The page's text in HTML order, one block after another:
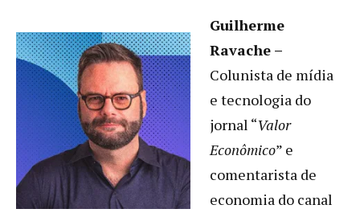
Guilherme
Ravache –
Colunista de mídia
e tecnologia do
jornal “Valor
Econômico” e
comentarista de
economia do canal